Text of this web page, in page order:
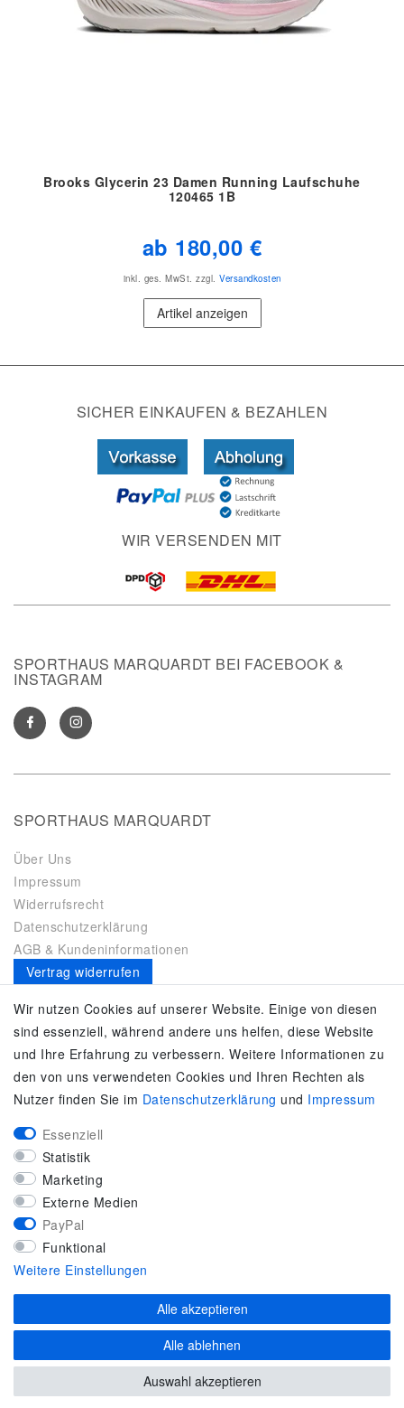
Brooks Glycerin 23 Damen Running Laufschuhe
120465 1B
ab 180,00 €
inkl. ges. MwSt. zzgl. Versandkosten
Artikel anzeigen
SICHER EINKAUFEN & BEZAHLEN
WIR VERSENDEN MIT
SPORTHAUS MARQUARDT BEI FACEBOOK &
INSTAGRAM
SPORTHAUS MARQUARDT
Über Uns
Impressum
Widerrufsrecht
Datenschutzerklärung
AGB & Kundeninformationen
Vertrag widerrufen
Es gilt unsereDatenschutzerklärung
SERVICE
Kontakt
Zahlung & Versand
Umtausch / Rückgabe
Größenberater
adidas F50
KUNDENSERVICE
Marken-Sportbekleidung & Sportartikel Fachhandel
Top-Modelle ausgewählter Marken
Kostenloser Rückversand deutschlandweit
Versandfertig innerhalb 24h
Zahlung auf Rechnung (via PayPalPlus)
Wir nutzen Cookies auf unserer Website. Einige von diesen
sind essenziell, während andere uns helfen, diese Website
und Ihre Erfahrung zu verbessern. Weitere Informationen zu
den von uns verwendeten Cookies und Ihren Rechten als
Nutzer finden Sie im Daten­schutz­erklärung und Impressum
Essenziell
Statistik
Marketing
Externe Medien
PayPal
Funktional
Weitere Einstellungen
Alle akzeptieren
Alle ablehnen
Auswahl akzeptieren